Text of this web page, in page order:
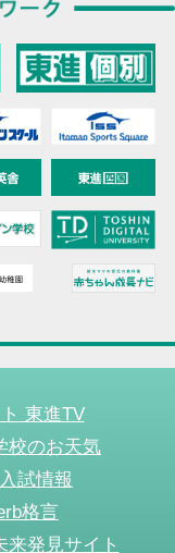
東進TV
校のお天気
試情報
格言
発見サイト